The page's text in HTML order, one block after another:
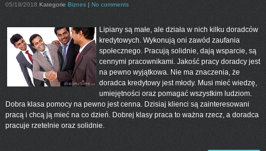
05/19/2018 Kategorie Biznes| No comments
Lipiany są małe, ale działa w nich kilku doradców
kredytowych. Wykonują oni zawód zaufania
społecznego. Pracują solidnie, dają wsparcie, są
cennymi pracownikami. Jakość pracy doradcy jest
na pewno wyjątkowa. Nie ma znaczenia, że
doradca kredytowy jest młody. Musi mieć wiedzę,
umiejętności oraz pomagać wszystkim ludziom.
Dobra klasa pomocy na pewno jest cenna. Dzisiaj klienci są zainteresowani
pracą i chcą ją mieć na co dzień. Dobrej klasy praca to ważna rzecz, a doradca
pracuje rzetelnie oraz solidnie.